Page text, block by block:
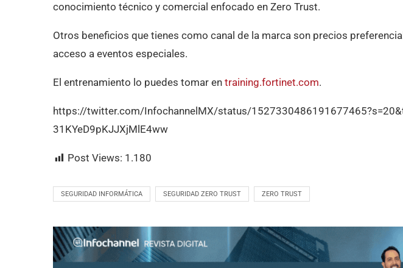
conocimiento técnico y comercial enfocado en Zero Trust.
Otros beneficios que tienes como canal de la marca son precios
acceso a eventos especiales.
El entrenamiento lo puedes tomar en training.fortinet.com.
https://twitter.com/InfochannelMX/status/
31KYeD9pKJJXjMlE4ww
Post Views: 1.180
SEGURIDAD INFORMÁTICA SEGURIDAD ZERO TRUST ZERO TRUST